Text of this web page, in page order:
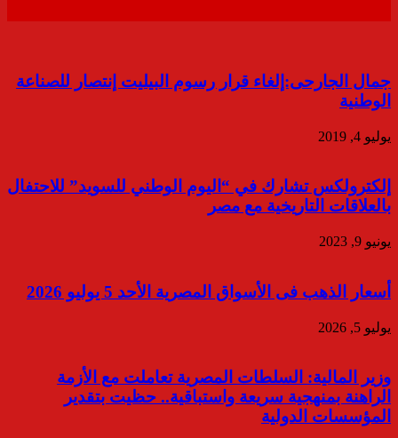
جمال الجارحى:إلغاء قرار رسوم البيليت إنتصار للصناعة
الوطنية
يوليو 4, 2019
إلكترولكس تشارك في “اليوم الوطني للسويد” للاحتفال
بالعلاقات التاريخية مع مصر
يونيو 9, 2023
أسعار الذهب فى الأسواق المصرية الأحد 5 يوليو 2026
يوليو 5, 2026
وزير المالية: السلطات المصرية تعاملت مع الأزمة
الراهنة بمنهجية سريعة واستباقية.. حظيت بتقدير
المؤسسات الدولية